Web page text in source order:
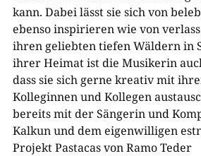
kann. Dabei lässt sie sich von
ebenso inspirieren wie von
ihren geliebten tiefen Wäldern in
ihrer Heimat ist die Musikerin
dass sie sich gerne kreativ mit
Kolleginnen und Kollegen
bereits mit der Sängerin und
Kalkun und dem eigenwilligen
Projekt Pastacas von Ramo Teder